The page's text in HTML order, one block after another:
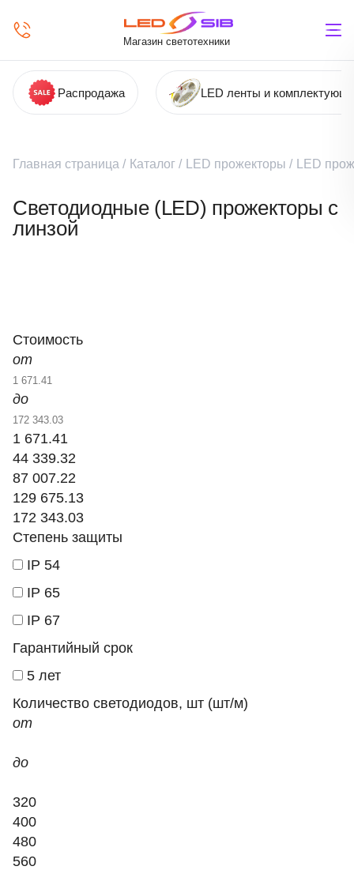
Магазин светотехники
Распродажа LED ленты и
Главная страница / Каталог / LED прожекторы / LED
Светодиодные (LED) прожекторы с
линзой
Стоимость
от
до
1 671.41
44 339.32
87 007.22
129 675.13
172 343.03
Степень защиты
IP 54
IP 65
IP 67
Гарантийный срок
5 лет
Количество светодиодов, шт (шт/м)
от
до
320
400
480
560